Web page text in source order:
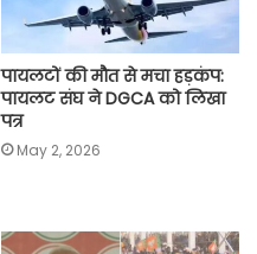
पायलटों की मौत से मचा हड़कंप:
पायलट संघ ने DGCA को लिखा
पत्र
May 2, 2026